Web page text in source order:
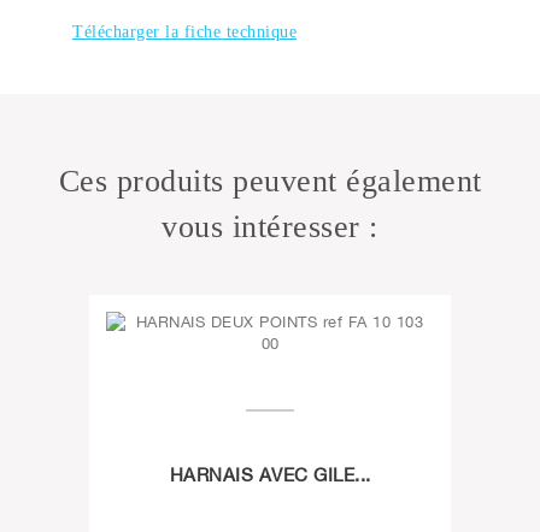
Télécharger la fiche technique
Ces produits peuvent également
vous intéresser :
HARNAIS AVEC GILE...